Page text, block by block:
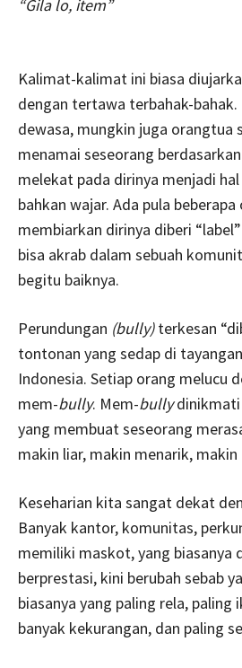
“Gila lo, item”
Kalimat-kalimat ini biasa
dengan tertawa terbahak-bahak.
dewasa, mungkin juga orangtua
menamai seseorang
melekat pada dirinya menjadi
bahkan wajar. Ada pula
membiarkan dirinya diberi
bisa akrab dalam sebuah
begitu baiknya.
Perundungan (bully)terkesan
tontonan yang sedap di
Indonesia. Setiap orang melucu
mem-bully. Mem-bullydinikmati
yang membuat seseorang
makin liar, makin menarik,
Keseharian kita sangat dekat
Banyak kantor, komunitas,
memiliki maskot, yang biasanya
berprestasi, kini berubah sebab
biasanya yang paling rela, paling
banyak kekurangan, dan paling